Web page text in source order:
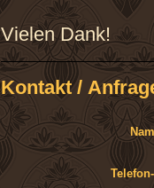
Vielen Dank!
Kontakt /